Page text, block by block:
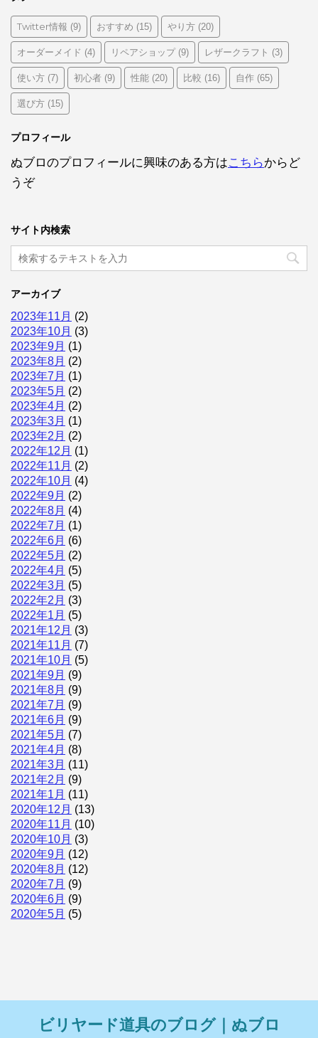
Twitter情報 (9) おすすめ (15) やり方 (20)
オーダーメイド (4) リペアショップ(9) レザークラフト (3)
使い方 (7) 初心者 (9) 性能 (20) 比較 (16) 自作 (65)
選び方 (15)
プロフィール
ぬブロのプロフィールに興味のある方はこちらからど
うぞ
サイト内検索
アーカイブ
2023年11月 (2)
2023年10月 (3)
2023年9月 (1)
2023年8月 (2)
2023年7月 (1)
2023年5月 (2)
2023年4月 (2)
2023年3月 (1)
2023年2月 (2)
2022年12月 (1)
2022年11月 (2)
2022年10月 (4)
2022年9月 (2)
2022年8月 (4)
2022年7月 (1)
2022年6月 (6)
2022年5月 (2)
2022年4月 (5)
2022年3月 (5)
2022年2月 (3)
2022年1月 (5)
2021年12月 (3)
2021年11月 (7)
2021年10月 (5)
2021年9月 (9)
2021年8月 (9)
2021年7月 (9)
2021年6月 (9)
2021年5月 (7)
2021年4月 (8)
2021年3月 (11)
2021年2月 (9)
2021年1月 (11)
2020年12月 (13)
2020年11月 (10)
2020年10月 (3)
2020年9月 (12)
2020年8月 (12)
2020年7月 (9)
2020年6月 (9)
2020年5月 (5)
ビリヤード道具のブログ｜ぬブロ